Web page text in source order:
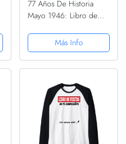
77 Años De Historia
Mayo 1946: Libro de
páginas de
felicitaciones, idea de
regalo, regalo Para la
Más Info